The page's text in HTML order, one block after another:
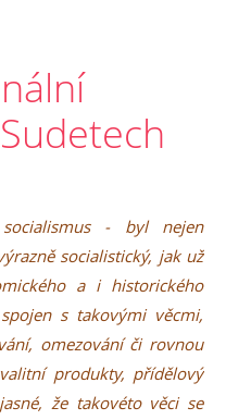
- byl nejen
socialistický, jak už
a i historického
s takovými věcmi,
omezování či rovnou
produkty, přídělový
že takovéto věci se